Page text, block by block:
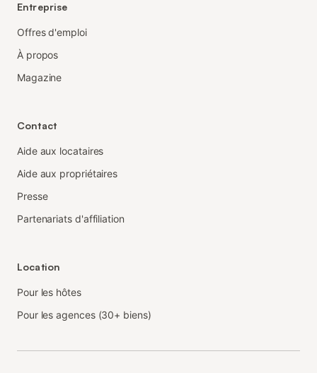
Entreprise
Offres d'emploi
À propos
Magazine
Contact
Aide aux locataires
Aide aux propriétaires
Presse
Partenariats d'affiliation
Location
Pour les hôtes
Pour les agences (30+ biens)